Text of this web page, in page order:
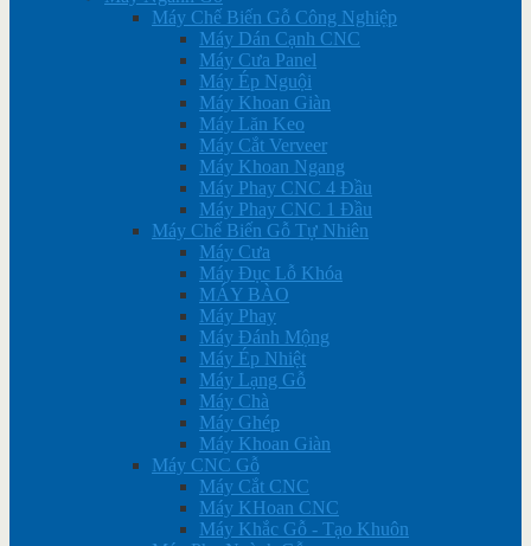
Máy Chế Biến Gỗ Công Nghiệp
Máy Dán Cạnh CNC
Máy Cưa Panel
Máy Ép Nguội
Máy Khoan Giàn
Máy Lăn Keo
Máy Cắt Verveer
Máy Khoan Ngang
Máy Phay CNC 4 Đầu
Máy Phay CNC 1 Đầu
Máy Chế Biến Gỗ Tự Nhiên
Máy Cưa
Máy Đục Lỗ Khóa
MÁY BÀO
Máy Phay
Máy Đánh Mộng
Máy Ép Nhiệt
Máy Lạng Gỗ
Máy Chà
Máy Ghép
Máy Khoan Giàn
Máy CNC Gỗ
Máy Cắt CNC
Máy KHoan CNC
Máy Khắc Gỗ - Tạo Khuôn